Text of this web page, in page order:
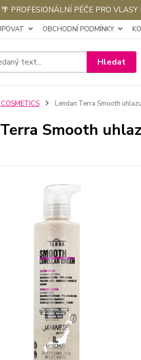
PROFESIONÁLNÍ PÉČE PRO
OBCHODNÍ PODMÍNKY
Hledat
Lendan Terra Smooth
Smooth